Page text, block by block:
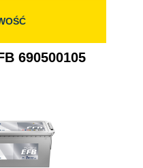
690500105